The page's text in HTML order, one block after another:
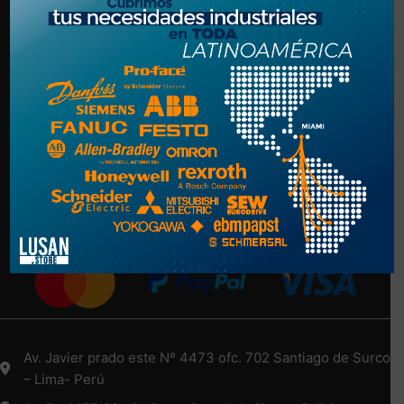
Politica de Privacidad
Términos y Condiciones
NUESTRA EMPRESA
Nosotros
Más Información Aquí
Medios de Pago
Av. Javier prado este Nº 4473 ofc. 702 Santiago de Surco
– Lima- Perú